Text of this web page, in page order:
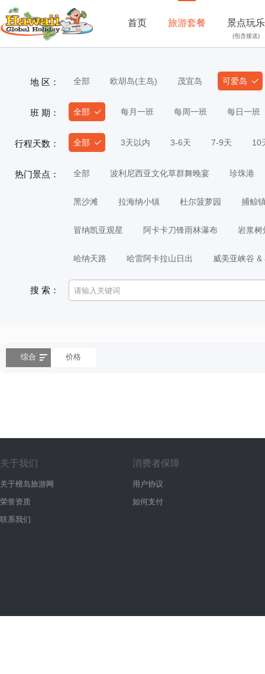
首页 旅游套餐 景点玩乐
(包含接送)
地 区： 全部 欧胡岛(主岛) 茂宜岛 可爱岛
班 期： 全部 每月一班 每周一班 每日一班
行程天数： 全部 3天以内 3-6天 7-9天 10
热门景点： 全部 波利尼西亚文化草群舞晚宴 珍珠港
黑沙滩 拉海纳小镇 杜尔菠萝园 捕鲸
冒纳凯亚观星 阿卡卡刀锋雨林瀑布 岩浆树
哈纳天路 哈雷阿卡拉山日出 威美亚峡谷 &
搜 索：
综合 价格
关于我们
关于檀岛旅游网
荣誉资质
联系我们
消费者保障
用户协议
如何支付